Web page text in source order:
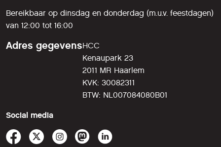
Bereikbaar op dinsdag en donderdag (m.u.v. feestdagen)
van 12:00 tot 16:00
Adres gegevensHCC
Kenaupark 23
2011 MR Haarlem
KVK: 30082311
BTW: NL007084080B01
Social media